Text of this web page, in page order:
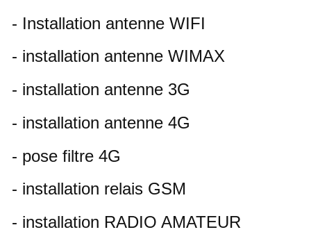
- Installation antenne WIFI
- installation antenne WIMAX
- installation antenne 3G
- installation antenne 4G
- pose filtre 4G
- installation relais GSM
- installation RADIO AMATEUR